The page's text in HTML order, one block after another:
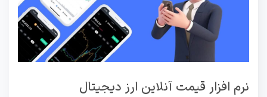
نرم افزار قیمت آنلاین ارز دیجیتال